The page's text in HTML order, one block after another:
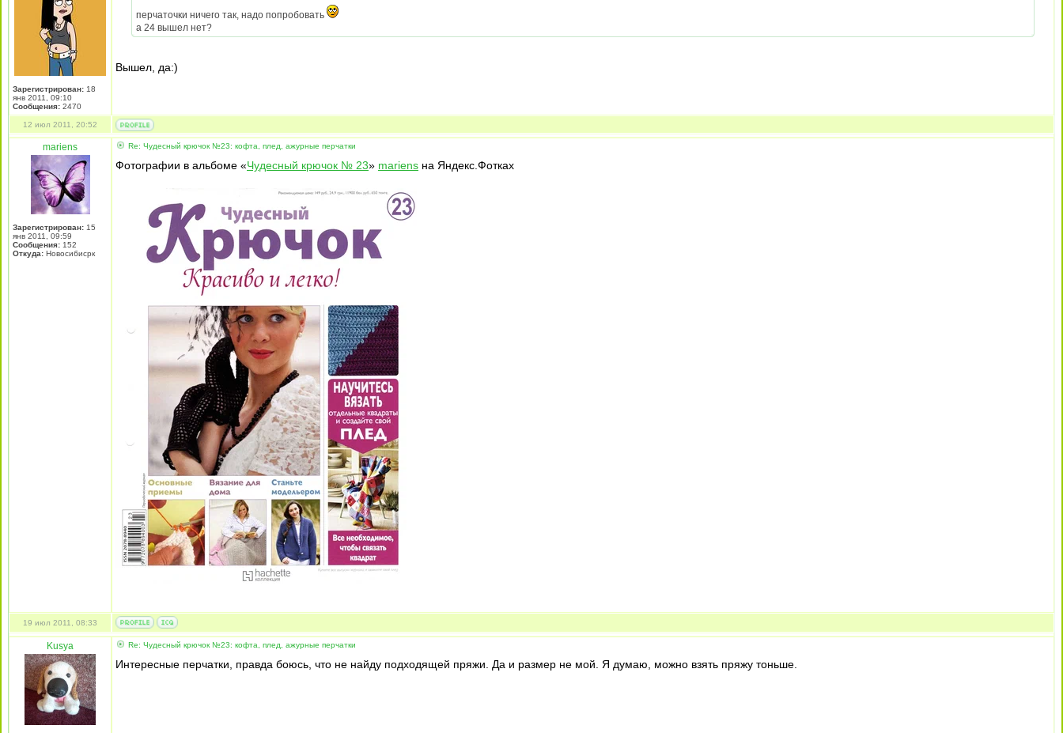
Зарегистрирован: 18
янв 2011, 09:10
Сообщения: 2470
перчаточки ничего так, надо попробовать
а 24 вышел нет?
Вышел, да:)
12 июл 2011, 20:52
mariens
Зарегистрирован: 15
янв 2011, 09:59
Сообщения: 152
Откуда: Новосибисрк
Re: Чудесный крючок №23: кофта, плед, ажурные перчатки
Фотографии в альбоме «Чудесный крючок № 23» mariens на Яндекс.Фотках
19 июл 2011, 08:33
Kusya Re: Чудесный крючок №23: кофта, плед, ажурные перчатки
Интересные перчатки, правда боюсь, что не найду подходящей пряжи. Да и размер не мой. Я думаю, можно взять пряжу тоньше.